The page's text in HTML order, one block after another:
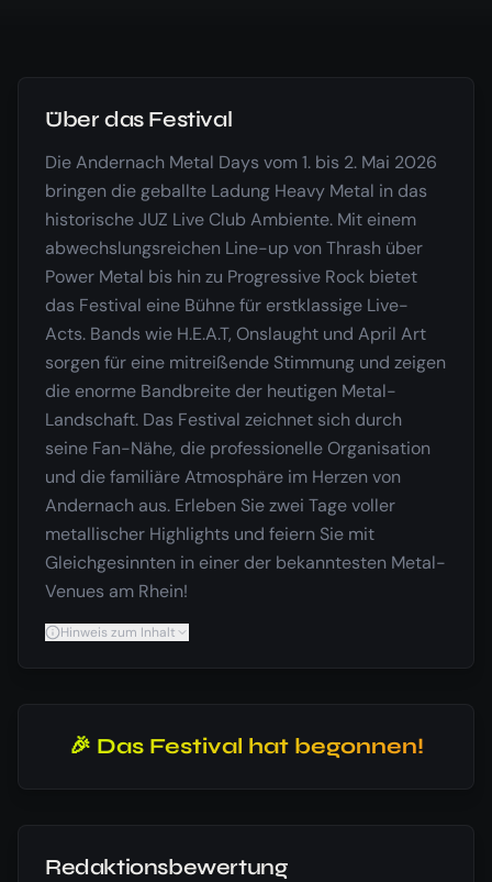
Über das Festival
Die Andernach Metal Days vom 1. bis 2. Mai 2026
bringen die geballte Ladung Heavy Metal in das
historische JUZ Live Club Ambiente. Mit einem
abwechslungsreichen Line-up von Thrash über
Power Metal bis hin zu Progressive Rock bietet
das Festival eine Bühne für erstklassige Live-
Acts. Bands wie H.E.A.T, Onslaught und April Art
sorgen für eine mitreißende Stimmung und zeigen
die enorme Bandbreite der heutigen Metal-
Landschaft. Das Festival zeichnet sich durch
seine Fan-Nähe, die professionelle Organisation
und die familiäre Atmosphäre im Herzen von
Andernach aus. Erleben Sie zwei Tage voller
metallischer Highlights und feiern Sie mit
Gleichgesinnten in einer der bekanntesten Metal-
Venues am Rhein!
Hinweis zum Inhalt
🎉 Das Festival hat begonnen!
Redaktionsbewertung